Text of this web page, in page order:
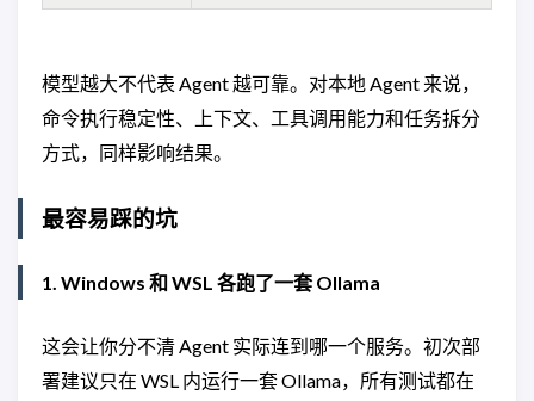
模型越大不代表 Agent 越可靠。对本地 Agent 来说，
命令执行稳定性、上下文、工具调用能力和任务拆分
方式，同样影响结果。
最容易踩的坑
1. Windows 和 WSL 各跑了一套 Ollama
这会让你分不清 Agent 实际连到哪一个服务。初次部
署建议只在 WSL 内运行一套 Ollama，所有测试都在